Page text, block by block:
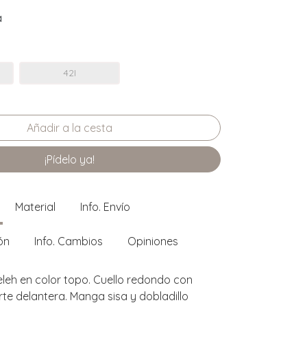
42I
¡Pídelo ya!
Material Info. Envío
Info. Cambios Opiniones
en color topo. Cuello redondo con
delantera. Manga sisa y dobladillo